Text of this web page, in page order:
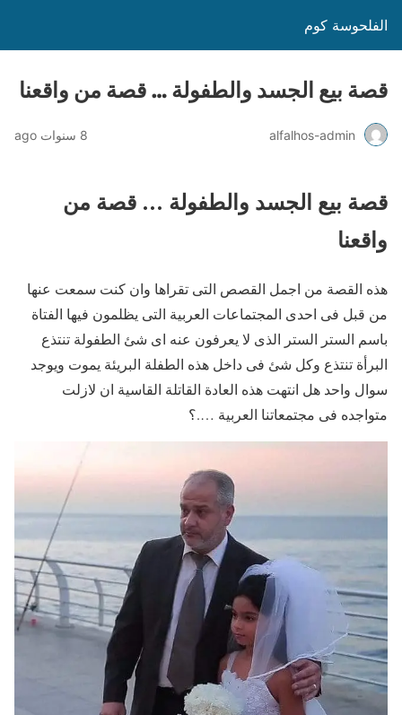
الفلحوسة كوم
قصة بيع الجسد والطفولة … قصة من واقعنا
alfalhos-admin 8 سنوات ago
قصة بيع الجسد والطفولة … قصة من
واقعنا
هذه القصة من اجمل القصص التى تقراها وان كنت سمعت عنها
من قبل فى احدى المجتماعات العربية التى يظلمون فيها الفتاة
باسم الستر الستر الذى لا يعرفون عنه اى شئ الطفولة تنتذع
البرأة تنتذع وكل شئ فى داخل هذه الطفلة البريئة يموت ويوجد
سوال واحد هل انتهت هذه العادة القاتلة القاسية ان لازلت
متواجده فى مجتمعاتنا العربية ….؟